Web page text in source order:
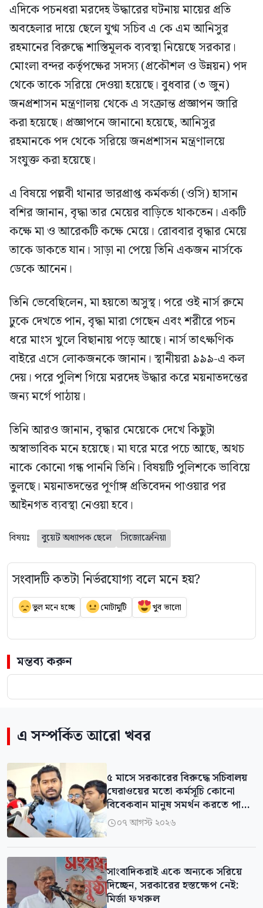
এদিকে পচনধরা মরদেহ উদ্ধারের ঘটনায় মায়ের প্রতি
অবহেলার দায়ে ছেলে যুগ্ম সচিব এ কে এম আনিসুর
রহমানের বিরুদ্ধে শাস্তিমূলক ব্যবস্থা নিয়েছে সরকার।
মোংলা বন্দর কর্তৃপক্ষের সদস্য (প্রকৌশল ও উন্নয়ন) পদ
থেকে তাকে সরিয়ে দেওয়া হয়েছে। বুধবার (৩ জুন)
জনপ্রশাসন মন্ত্রণালয় থেকে এ সংক্রান্ত প্রজ্ঞাপন জারি
করা হয়েছে। প্রজ্ঞাপনে জানানো হয়েছে, আনিসুর
রহমানকে পদ থেকে সরিয়ে জনপ্রশাসন মন্ত্রণালয়ে
সংযুক্ত করা হয়েছে।
এ বিষয়ে পল্লবী থানার ভারপ্রাপ্ত কর্মকর্তা (ওসি) হাসান
বশির জানান, বৃদ্ধা তার মেয়ের বাড়িতে থাকতেন। একটি
কক্ষে মা ও আরেকটি কক্ষে মেয়ে। রোববার বৃদ্ধার মেয়ে
তাকে ডাকতে যান। সাড়া না পেয়ে তিনি একজন নার্সকে
ডেকে আনেন।
তিনি ভেবেছিলেন, মা হয়তো অসুস্থ। পরে ওই নার্স রুমে
ঢুকে দেখতে পান, বৃদ্ধা মারা গেছেন এবং শরীরে পচন
ধরে মাংস খুলে বিছানায় পড়ে আছে। নার্স তাৎক্ষণিক
বাইরে এসে লোকজনকে জানান। স্থানীয়রা ৯৯৯-এ কল
দেয়। পরে পুলিশ গিয়ে মরদেহ উদ্ধার করে ময়নাতদন্তের
জন্য মর্গে পাঠায়।
তিনি আরও জানান, বৃদ্ধার মেয়েকে দেখে কিছুটা
অস্বাভাবিক মনে হয়েছে। মা ঘরে মরে পচে আছে, অথচ
নাকে কোনো গন্ধ পাননি তিনি। বিষয়টি পুলিশকে ভাবিয়ে
তুলছে। ময়নাতদন্তের পূর্ণাঙ্গ প্রতিবেদন পাওয়ার পর
আইনগত ব্যবস্থা নেওয়া হবে।
বিষয়ঃ বুয়েট অধ্যাপক ছেলে সিজোফ্রেনিয়া
সংবাদটি কতটা নির্ভরযোগ্য বলে মনে হয়?
ভুল মনে হচ্ছে মোটামুটি খুব ভালো
মন্তব্য করুন
এ সম্পর্কিত আরো খবর
৫ মাসে সরকারের বিরুদ্ধে সচিবালয়
ঘেরাওয়ের মতো কর্মসূচি কোনো
বিবেকবান মানুষ সমর্থন করতে পারে
না: প্রতিমন্ত্রী নুর
০৭ আগস্ট ২০২৬
সাংবাদিকরাই একে অন্যকে সরিয়ে
দিচ্ছেন, সরকারের হস্তক্ষেপ নেই:
মির্জা ফখরুল